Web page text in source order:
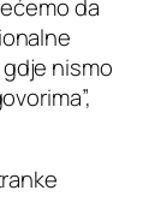
da
nismo